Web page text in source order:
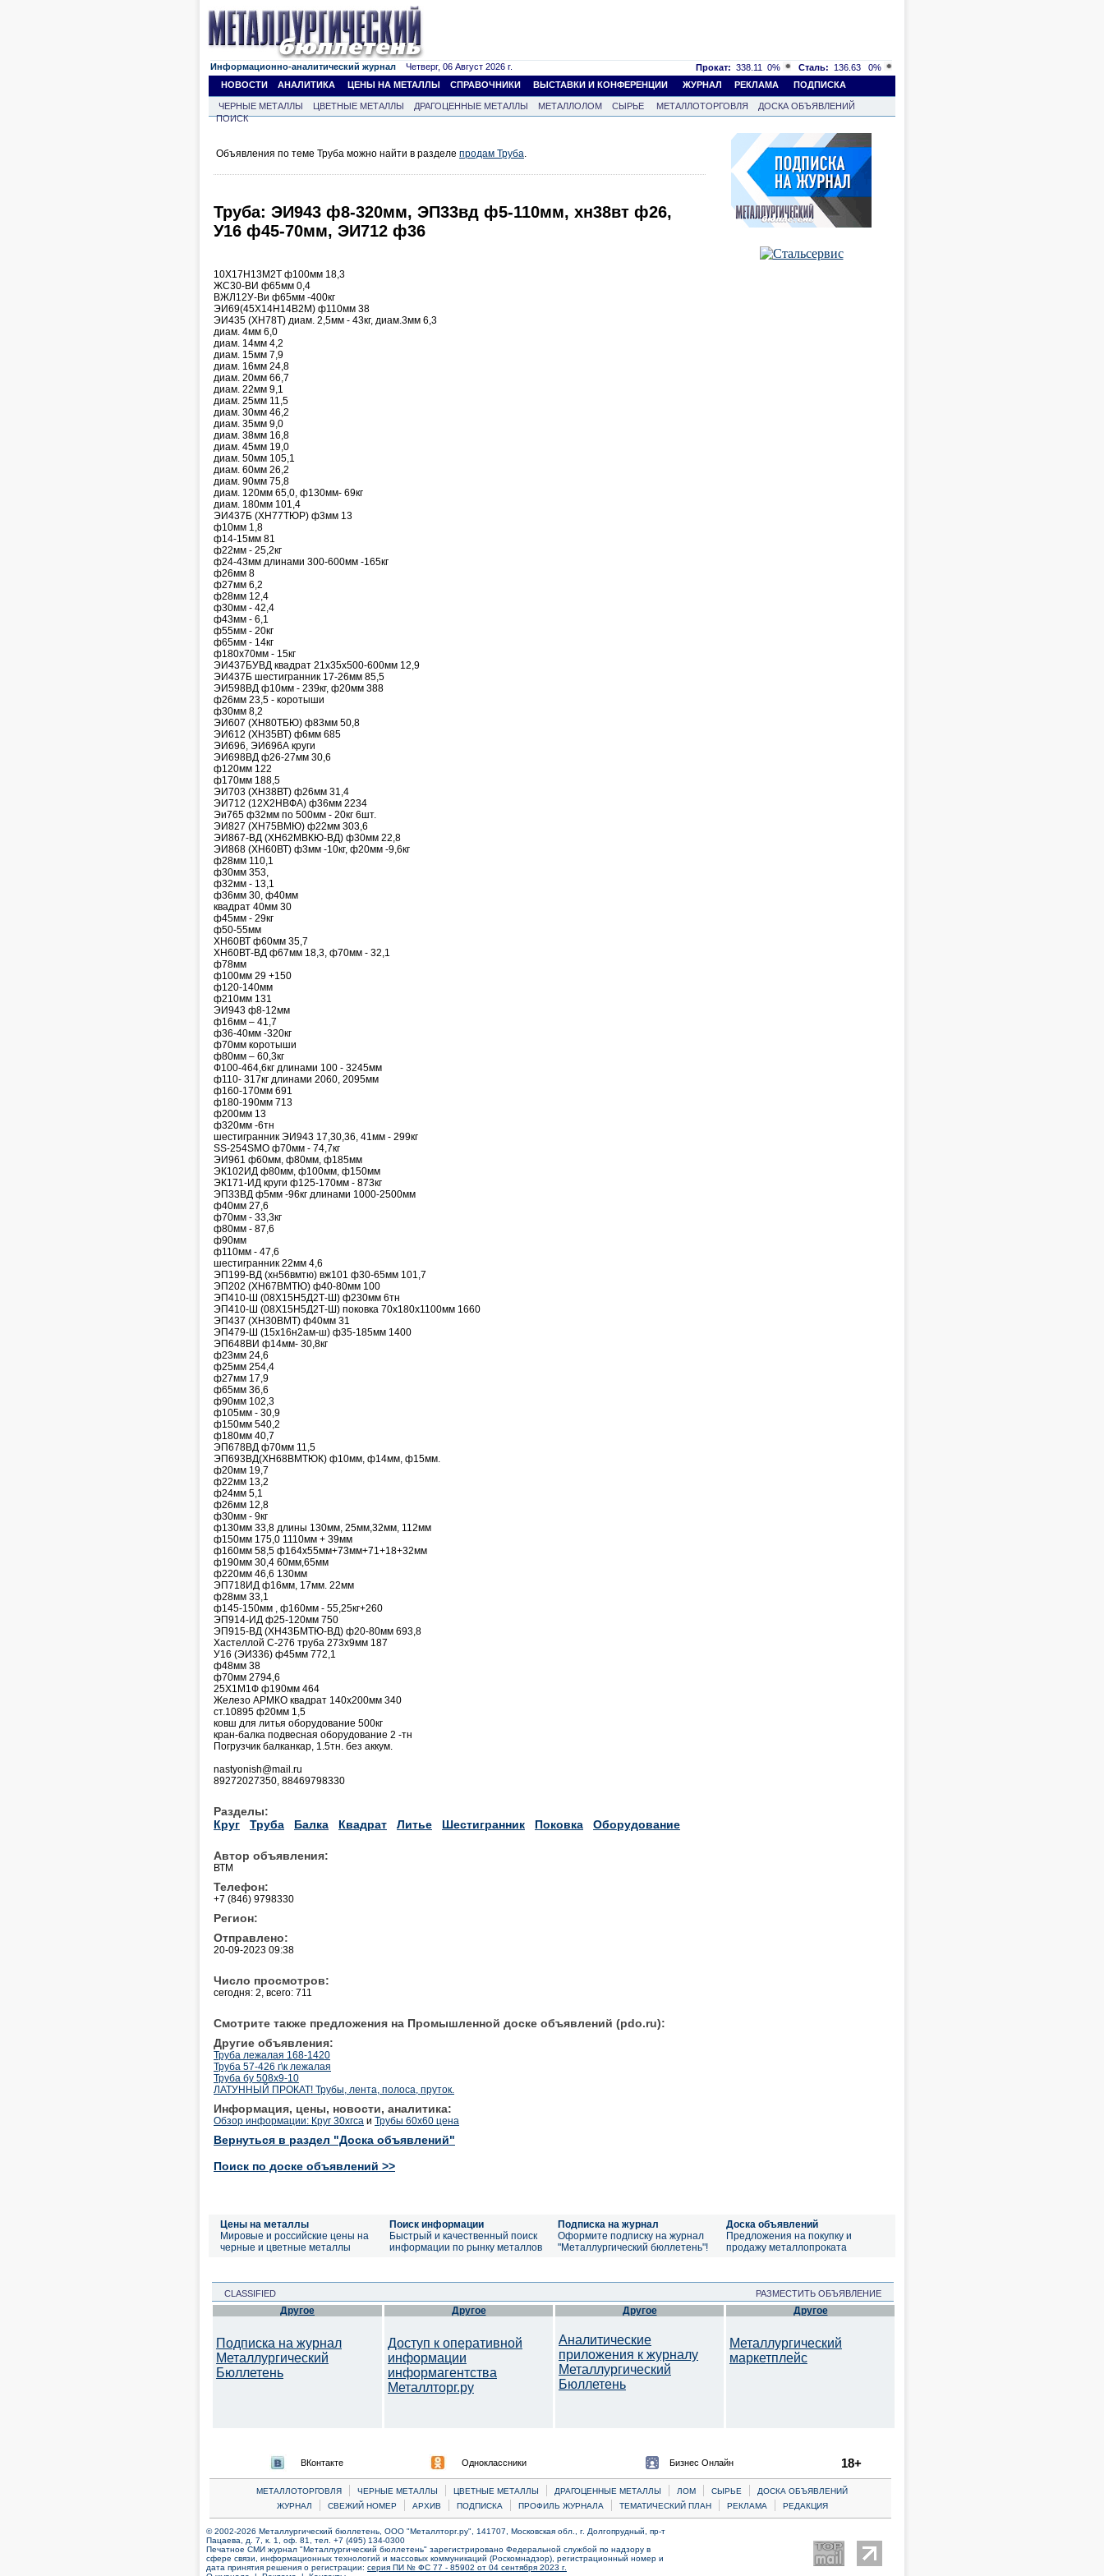
Информационно-аналитический журнал Четверг, 06 Август 2026 г. Прокат: 338.11 0% Сталь: 136.63
0%
НОВОСТИ
АНАЛИТИКА ЦЕНЫ НА МЕТАЛЛЫ СПРАВОЧНИКИ ВЫСТАВКИ И КОНФЕРЕНЦИИ ЖУРНАЛ РЕКЛАМА ПОДПИСКА
ЧЕРНЫЕ МЕТАЛЛЫ ЦВЕТНЫЕ МЕТАЛЛЫ ДРАГОЦЕННЫЕ МЕТАЛЛЫ МЕТАЛЛОЛОМ СЫРЬЕ МЕТАЛЛОТОРГОВЛЯ
ДОСКА ОБЪЯВЛЕНИЙ
ПОИСК
Объявления по теме Труба можно найти в разделе продам Труба.
Труба: ЭИ943 ф8-320мм, ЭП33вд ф5-110мм, хн38вт ф26,
У16 ф45-70мм, ЭИ712 ф36
10Х17Н13М2Т ф100мм 18,3
ЖС30-ВИ ф65мм 0,4
ВЖЛ12У-Ви ф65мм -400кг
ЭИ69(45Х14Н14В2М) ф110мм 38
ЭИ435 (ХН78Т) диам. 2,5мм - 43кг, диам.3мм 6,3
диам. 4мм 6,0
диам. 14мм 4,2
диам. 15мм 7,9
диам. 16мм 24,8
диам. 20мм 66,7
диам. 22мм 9,1
диам. 25мм 11,5
диам. 30мм 46,2
диам. 35мм 9,0
диам. 38мм 16,8
диам. 45мм 19,0
диам. 50мм 105,1
диам. 60мм 26,2
диам. 90мм 75,8
диам. 120мм 65,0, ф130мм- 69кг
диам. 180мм 101,4
ЭИ437Б (ХН77ТЮР) ф3мм 13
ф10мм 1,8
ф14-15мм 81
ф22мм - 25,2кг
ф24-43мм длинами 300-600мм -165кг
ф26мм 8
ф27мм 6,2
ф28мм 12,4
ф30мм - 42,4
ф43мм - 6,1
ф55мм - 20кг
ф65мм - 14кг
ф180х70мм - 15кг
ЭИ437БУВД квадрат 21х35х500-600мм 12,9
ЭИ437Б шестигранник 17-26мм 85,5
ЭИ598ВД ф10мм - 239кг, ф20мм 388
ф26мм 23,5 - коротыши
ф30мм 8,2
ЭИ607 (ХН80ТБЮ) ф83мм 50,8
ЭИ612 (ХН35ВТ) ф6мм 685
ЭИ696, ЭИ696А круги
ЭИ698ВД ф26-27мм 30,6
ф120мм 122
ф170мм 188,5
ЭИ703 (ХН38ВТ) ф26мм 31,4
ЭИ712 (12Х2НВФА) ф36мм 2234
Эи765 ф32мм по 500мм - 20кг 6шт.
ЭИ827 (ХН75ВМЮ) ф22мм 303,6
ЭИ867-ВД (ХН62МВКЮ-ВД) ф30мм 22,8
ЭИ868 (ХН60ВТ) ф3мм -10кг, ф20мм -9,6кг
ф28мм 110,1
ф30мм 353,
ф32мм - 13,1
ф36мм 30, ф40мм
квадрат 40мм 30
ф45мм - 29кг
ф50-55мм
ХН60ВТ ф60мм 35,7
ХН60ВТ-ВД ф67мм 18,3, ф70мм - 32,1
ф78мм
ф100мм 29 +150
ф120-140мм
ф210мм 131
ЭИ943 ф8-12мм
ф16мм – 41,7
ф36-40мм -320кг
ф70мм коротыши
ф80мм – 60,3кг
Ф100-464,6кг длинами 100 - 3245мм
ф110- 317кг длинами 2060, 2095мм
ф160-170мм 691
ф180-190мм 713
ф200мм 13
ф320мм -6тн
шестигранник ЭИ943 17,30,36, 41мм - 299кг
SS-254SMO ф70мм - 74,7кг
ЭИ961 ф60мм, ф80мм, ф185мм
ЭК102ИД ф80мм, ф100мм, ф150мм
ЭК171-ИД круги ф125-170мм - 873кг
ЭП33ВД ф5мм -96кг длинами 1000-2500мм
ф40мм 27,6
ф70мм - 33,3кг
ф80мм - 87,6
ф90мм
ф110мм - 47,6
шестигранник 22мм 4,6
ЭП199-ВД (хн56вмтю) вж101 ф30-65мм 101,7
ЭП202 (ХН67ВМТЮ) ф40-80мм 100
ЭП410-Ш (08Х15Н5Д2Т-Ш) ф230мм 6тн
ЭП410-Ш (08Х15Н5Д2Т-Ш) поковка 70х180х1100мм 1660
ЭП437 (ХН30ВМТ) ф40мм 31
ЭП479-Ш (15х16н2ам-ш) ф35-185мм 1400
ЭП648ВИ ф14мм- 30,8кг
ф23мм 24,6
ф25мм 254,4
ф27мм 17,9
ф65мм 36,6
ф90мм 102,3
ф105мм - 30,9
ф150мм 540,2
ф180мм 40,7
ЭП678ВД ф70мм 11,5
ЭП693ВД(ХН68ВМТЮК) ф10мм, ф14мм, ф15мм.
ф20мм 19,7
ф22мм 13,2
ф24мм 5,1
ф26мм 12,8
ф30мм - 9кг
ф130мм 33,8 длины 130мм, 25мм,32мм, 112мм
ф150мм 175,0 1110мм + 39мм
ф160мм 58,5 ф164х55мм+73мм+71+18+32мм
ф190мм 30,4 60мм,65мм
ф220мм 46,6 130мм
ЭП718ИД ф16мм, 17мм. 22мм
ф28мм 33,1
ф145-150мм , ф160мм - 55,25кг+260
ЭП914-ИД ф25-120мм 750
ЭП915-ВД (ХН43БМТЮ-ВД) ф20-80мм 693,8
Хастеллой С-276 труба 273х9мм 187
У16 (ЭИ336) ф45мм 772,1
ф48мм 38
ф70мм 2794,6
25Х1М1Ф ф190мм 464
Железо АРМКО квадрат 140х200мм 340
ст.10895 ф20мм 1,5
ковш для литья оборудование 500кг
кран-балка подвесная оборудование 2 -тн
Погрузчик балканкар, 1.5тн. без аккум.
nastyonish@mail.ru
89272027350, 88469798330
Разделы:
Круг
Труба Балка Квадрат Литье Шестигранник Поковка Оборудование
Автор объявления:
ВТМ
Телефон:
+7 (846) 9798330
Регион:
Отправлено:
20-09-2023 09:38
Число просмотров:
сегодня: 2, всего: 711
Смотрите также предложения на Промышленной доске объявлений (pdo.ru):
Другие объявления:
Труба лежалая 168-1420
Труба 57-426 г\к лежалая
Труба бу 508х9-10
ЛАТУННЫЙ ПРОКАТ! Трубы, лента, полоса, пруток.
Информация, цены, новости, аналитика:
Обзор информации: Круг 30хгса и Трубы 60х60 цена
Вернуться в раздел "Доска объявлений"
Поиск по доске объявлений >>
Цены на металлы
Мировые и российские цены на
черные и цветные металлы
Поиск информации
Быстрый и качественный поиск
информации по рынку металлов
Подписка на журнал
Оформите подписку на журнал
"Металлургический бюллетень"!
Доска объявлений
Предложения на покупку и
продажу металлопроката
CLASSIFIED РАЗМЕСТИТЬ ОБЪЯВЛЕНИЕ
Другое
Подписка на журнал
Металлургический
Бюллетень
Другое
Доступ к оперативной
информации
информагентства
Металлторг.ру
Другое
Аналитические
приложения к журналу
Металлургический
Бюллетень
Другое
Металлургический
маркетплейс
ВКонтакте Одноклассники Бизнес Онлайн 18+
МЕТАЛЛОТОРГОВЛЯ | ЧЕРНЫЕ МЕТАЛЛЫ | ЦВЕТНЫЕ МЕТАЛЛЫ | ДРАГОЦЕННЫЕ МЕТАЛЛЫ | ЛОМ | CЫРЬЕ |
ДОСКА ОБЪЯВЛЕНИЙ
ЖУРНАЛ
| СВЕЖИЙ НОМЕР | АРХИВ | ПОДПИСКА | ПРОФИЛЬ ЖУРНАЛА | ТЕМАТИЧЕСКИЙ ПЛАН | РЕКЛАМА | РЕДАКЦИЯ
© 2002-2026 Металлургический бюллетень, ООО "Металлторг.ру", 141707, Московская обл., г. Долгопрудный, пр-т
Пацаева, д. 7, к. 1, оф. 81, тел. +7 (495) 134-0300
Печатное СМИ журнал "Металлургический бюллетень" зарегистрировано Федеральной службой по надзору в
сфере связи, информационных технологий и массовых коммуникаций (Роскомнадзор), регистрационный номер и
дата принятия решения о регистрации: серия ПИ № ФС 77 - 85902 от 04 сентября 2023 г.